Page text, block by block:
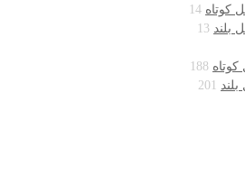
کوتاه 14
بلند 13
188
201